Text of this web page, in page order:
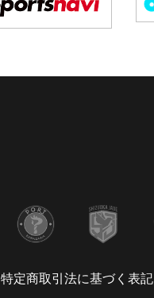
特定商取引法に基づく表記